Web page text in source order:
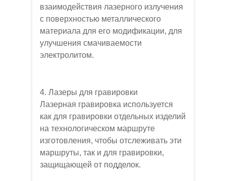
взаимодействия лазерного излучения
с поверхностью металлического
материала для его модификации, для
улучшения смачиваемости
электролитом.
4. Лазеры для гравировки
Лазерная гравировка используется
как для гравировки отдельных изделий
на технологическом маршруте
изготовления, чтобы отслеживать эти
маршруты, так и для гравировки,
защищающей от подделок.